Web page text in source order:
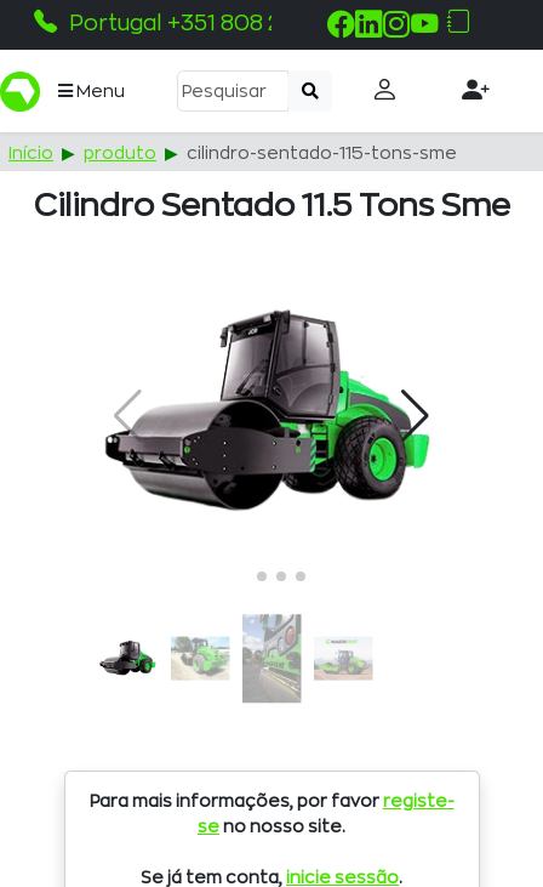
Portugal +351 808 215 115
Menu
Início produto cilindro-sentado-115-tons-sme
Cilindro Sentado 11.5 Tons Sme
Para mais informações, por favor registe-
se no nosso site.
Se já tem conta, inicie sessão.